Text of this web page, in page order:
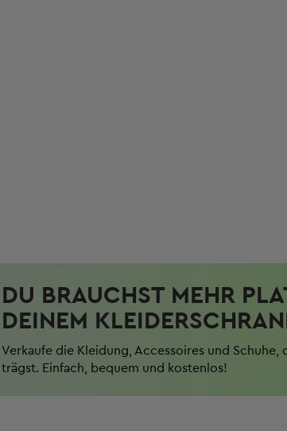
DU BRAUCHST MEHR
DEINEM
Verkaufe die Kleidung, Accessoires und Schuhe,
trägst. Einfach, bequem und kostenlos!